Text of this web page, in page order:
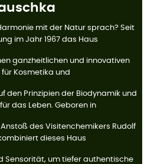
mit der Natur sprach? Seit
im Jahr 1967 das Haus
ganzheitlichen und innovativen
für Kosmetika und
den Prinzipien der Biodynamik und
das Leben. Geboren in
des Visitenchemikers Rudolf
dieses Haus
Sensorität, um tiefer authentische